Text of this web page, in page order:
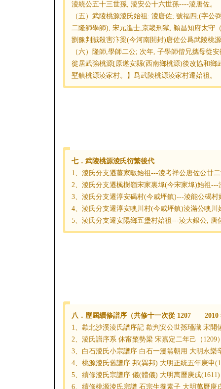
淩統公五十三世孫, 淩安公十六世孫----淩唐佐。
（五）武陵桃源淩氏始祖: 淩唐佐; 號福四;(字
二隆師學師), 宋元進士,京畿刑獄, 穎昌知府太守
劉豫判賊殺害汴梁(今河南開封)唐佐公爲武陵桃
（六）隆師,學師二公; 次年, 子學師偕兄攜母從
徙居武強桃源[原遂安縣(西南鄉桃源)後改協和
墅鎮桃源淩家村。】爲武陵桃源淩家村遷始祖。
七．武陵桃源淩氏衍繁後代
1、淩氏分支遷薑家畈始祖---淩考祥公唐佐公廿
2、淩氏分支遷楓樹嶺宋家裏埠(今宋家埠)始祖
3、淩氏分支遷淳安碣村(今威坪鎮)---淩能公碣村
4、淩氏分支遷淳安噢川村(今威坪鎮)淩滿公噢川
5、淩氏分支遷安陽鄉五堡村始祖---淩大銀公, 唐
八．歷屆續修譜序（共修十一次從 1207——2010
1、歙北沙溪淩氏譜序記 歙判安公世孫瑾識 宋開
2、淩氏譜序系 休甯檠勢梁 宋嘉定二年己（1209
3、白石淩氏小宗譜序 白石一漫翁朝用 大明永樂
4、桃源淩氏舊譜序 邦(巽邦) 大明正統五年庚申
5、續修淩氏宗譜序 儀(體儀) 大明萬曆庚戌
6、續修桃源淩氏宗譜 石宗生養素子 大明萬曆庚